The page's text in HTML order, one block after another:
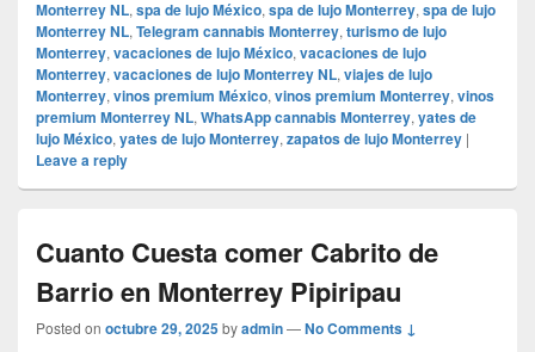
Monterrey NL, spa de lujo México, spa de lujo Monterrey, spa de lujo
Monterrey NL, Telegram cannabis Monterrey, turismo de lujo
Monterrey, vacaciones de lujo México, vacaciones de lujo
Monterrey, vacaciones de lujo Monterrey NL, viajes de lujo
Monterrey, vinos premium México, vinos premium Monterrey, vinos
premium Monterrey NL, WhatsApp cannabis Monterrey, yates de
lujo México, yates de lujo Monterrey, zapatos de lujo Monterrey |
Leave a reply
Cuanto Cuesta comer Cabrito de
Barrio en Monterrey Pipiripau
Posted on octubre 29, 2025byadmin—No Comments ↓